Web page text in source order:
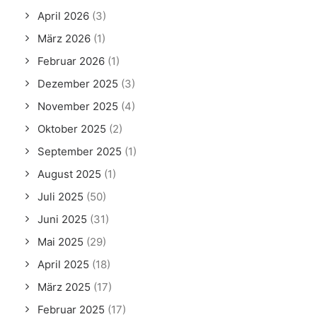
April 2026 (3)
März 2026 (1)
Februar 2026 (1)
Dezember 2025 (3)
November 2025 (4)
Oktober 2025 (2)
September 2025 (1)
August 2025 (1)
Juli 2025 (50)
Juni 2025 (31)
Mai 2025 (29)
April 2025 (18)
März 2025 (17)
Februar 2025 (17)